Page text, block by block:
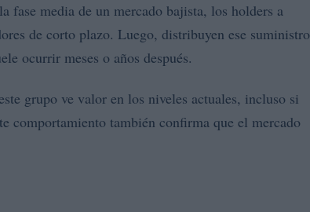
fase media de un mercado bajista, los holders a
de corto plazo. Luego, distribuyen ese suministro
ocurrir meses o años después.
grupo ve valor en los niveles actuales, incluso si
comportamiento también confirma que el mercado